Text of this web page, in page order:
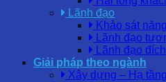
Lãnh đạo
Khảo sát
Lãnh đạo
Lãnh đạo
Giải pháp theo ngành
Xây dựng – Hạ tầng